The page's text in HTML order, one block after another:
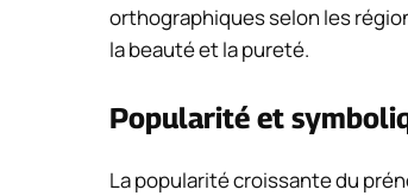
orthographiques selon les
la beauté et la pureté.
Popularité et
La popularité croissante du